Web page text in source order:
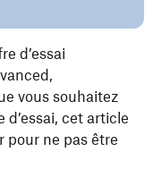
d’essai
vous souhaitez
d’essai, cet article
pour ne pas être